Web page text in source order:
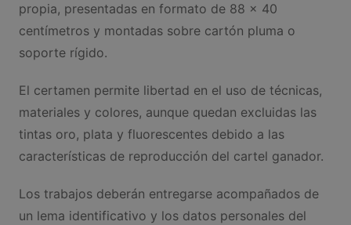
propia, presentadas en formato de 88 x 40
centímetros y montadas sobre cartón pluma o
soporte rígido.
El certamen permite libertad en el uso de técnicas,
materiales y colores, aunque quedan excluidas las
tintas oro, plata y fluorescentes debido a las
características de reproducción del cartel ganador.
Los trabajos deberán entregarse acompañados de
un lema identificativo y los datos personales del